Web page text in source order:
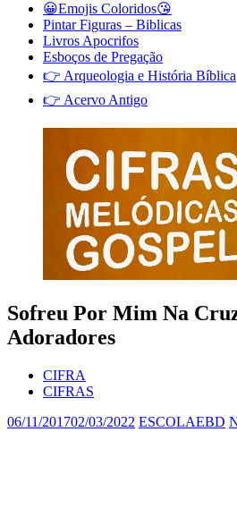
😀Emojis Coloridos😘
Pintar Figuras – Biblicas
Livros Apocrifos
Esboços de Pregação
👉 Arqueologia e História Bíblica
👉 Acervo Antigo
Sofreu Por Mim Na
Adoradores
CIFRA
CIFRAS
06/11/201702/03/2022 ESCOLAEBD